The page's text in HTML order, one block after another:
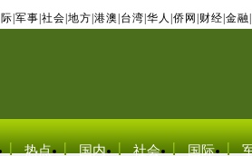
军事 社会 地方 港澳 台湾 华人 侨网 财经 金融
热点 国内 社会 国际